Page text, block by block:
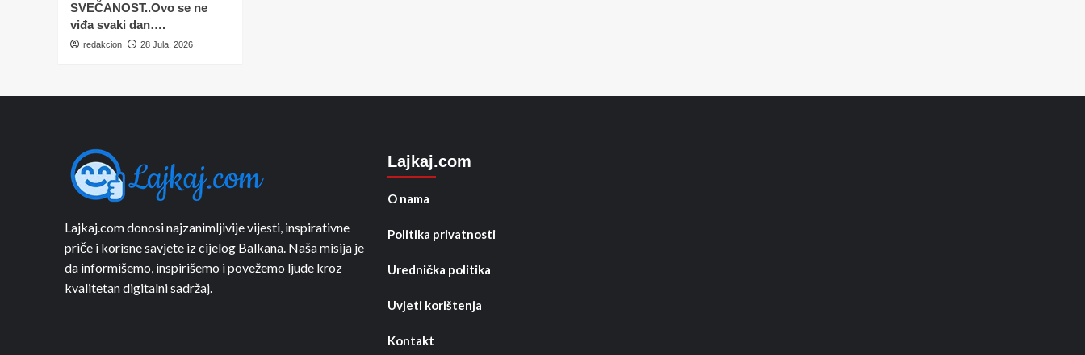
SVEČANOST..Ovo se ne
viđa svaki dan….
redakcion 28 Jula, 2026
Lajkaj.com donosi najzanimljivije vijesti, inspirativne
priče i korisne savjete iz cijelog Balkana. Naša misija je
da informišemo, inspirišemo i povežemo ljude kroz
kvalitetan digitalni sadržaj.
Lajkaj.com
O nama
Politika privatnosti
Urednička politika
Uvjeti korištenja
Kontakt